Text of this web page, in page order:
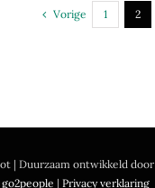
Vorige 1 2
| Duurzaam ontwikkeld door
go2people | Privacy verklaring